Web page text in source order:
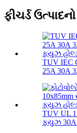
ફીચર્ડ ઉત્પાદનો
TUV IEC
25A 30A
TUV UL
ફ્યુઝ 30A